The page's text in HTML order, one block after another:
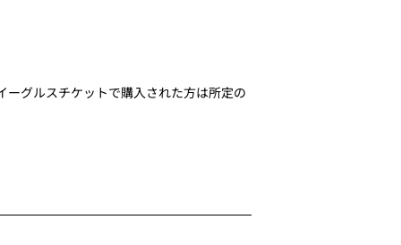
グルスチケットで購入された方は所定の